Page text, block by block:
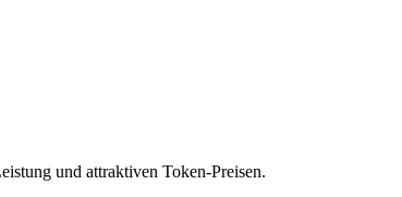
und attraktiven Token-Preisen.